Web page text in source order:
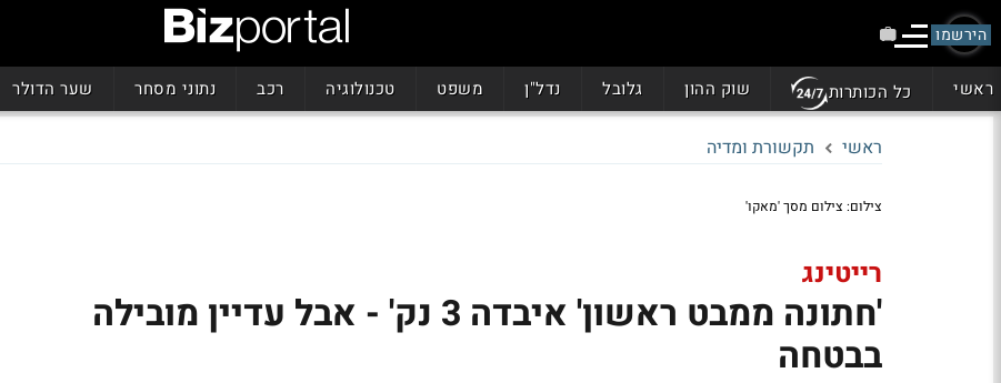
הירשמו
ראשי כל הכותרות שוק ההון גלובל נדל"ן משפט טכנולוגיה רכב נתוני מסחר שער הדולר
ראשי תקשורת ומדיה
צילום: צילום מסך 'מאקו'
רייטינג
'חתונה ממבט ראשון' איבדה 3 נק' - אבל עדיין מובילה
בבטחה